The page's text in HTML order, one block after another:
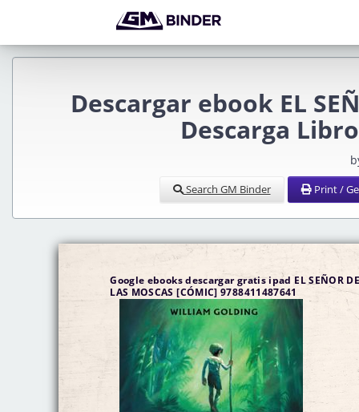
Descargar ebook EL
Descarga
Search GM Binder Print /
Google ebooks descargar gratis ipad EL SEÑOR
LAS MOSCAS [CÓMIC] 9788411487641